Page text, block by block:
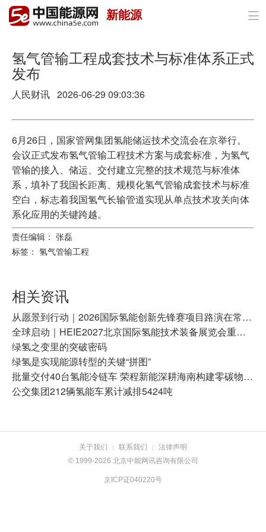
首页
政策与经济
电力
新能源
节能环保
新能源 
氢气管输工程成套技术与标准体系正式
发布
人民财讯 2026-06-29 09:03:36
6月26日，国家管网集团氢能储运技术交流会在京举行。
会议正式发布氢气管输工程技术方案与成套标准，为氢气
管输的接入、储运、交付建立完整的技术规范与标准体
系，填补了我国长距离、规模化氢气管输成套技术与标准
空白，标志着我国氢气长输管道实现从单点技术攻关向体
系化应用的关键跨越。
责任编辑： 张磊
标签： 氢气管输工程
相关资讯
从愿景到行动｜2026国际氢能创新先锋赛项目路演在常州成功举办
全球启动｜HEIE2027北京国际氢能技术装备展览会重磅启幕！
绿氢之变里的突破密码
绿氢是实现能源转型的关键“拼图”
批量交付40台氢能冷链车 荣程新能深耕海南构建零碳物流示范标杆
公交集团212辆氢能车累计减排5424吨
关于我们 | 联系我们 |
法律声明
© 1999-2026 北京中能网讯咨询有限公司
京ICP证040220号